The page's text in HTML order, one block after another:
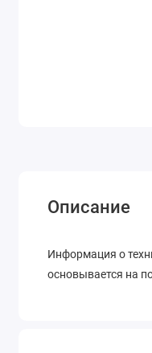
Описание
Информация о
основывается на